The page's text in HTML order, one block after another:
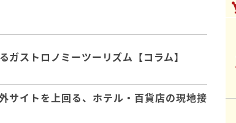
ストロノミーツーリズム【コラム】
サイトを上回る、ホテル・百貨店の現地接